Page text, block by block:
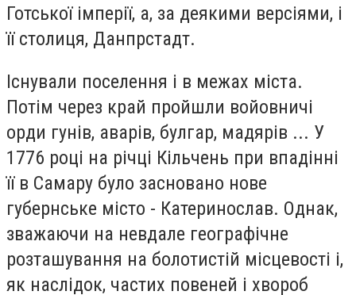
Готської імперії, а, за деякими версіями, і
її столиця, Данпрстадт.
Існували поселення і в межах міста.
Потім через край пройшли войовничі
орди гунів, аварів, булгар, мадярів ... У
1776 році на річці Кільчень при впадінні
її в Самару було засновано нове
губернське місто - Катеринослав. Однак,
зважаючи на невдале географічне
розташування на болотистій місцевості і,
як наслідок, частих повеней і хвороб